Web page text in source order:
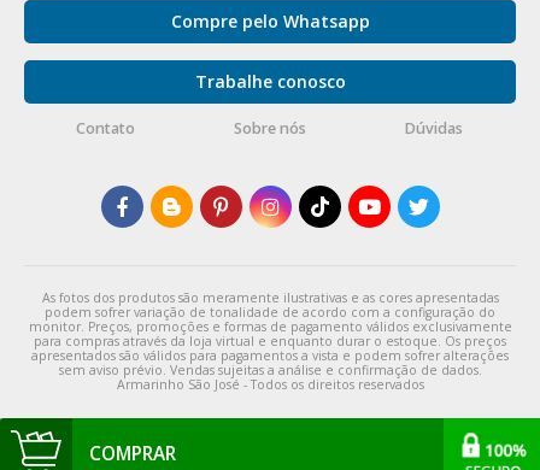
COMPRAR
Compre pelo Whatsapp
Trabalhe conosco
Contato Sobre nós Dúvidas
As fotos dos produtos são meramente ilustrativas e as cores apresentadas
podem sofrer variação de tonalidade de acordo com a configuração do
monitor. Preços, promoções e formas de pagamento válidos exclusivamente
para compras através da loja virtual e enquanto durar o estoque. Os preços
apresentados são válidos para pagamentos a vista e podem sofrer alterações
sem aviso prévio. Vendas sujeitas a análise e confirmação de dados.
Armarinho São José - Todos os direitos reservados